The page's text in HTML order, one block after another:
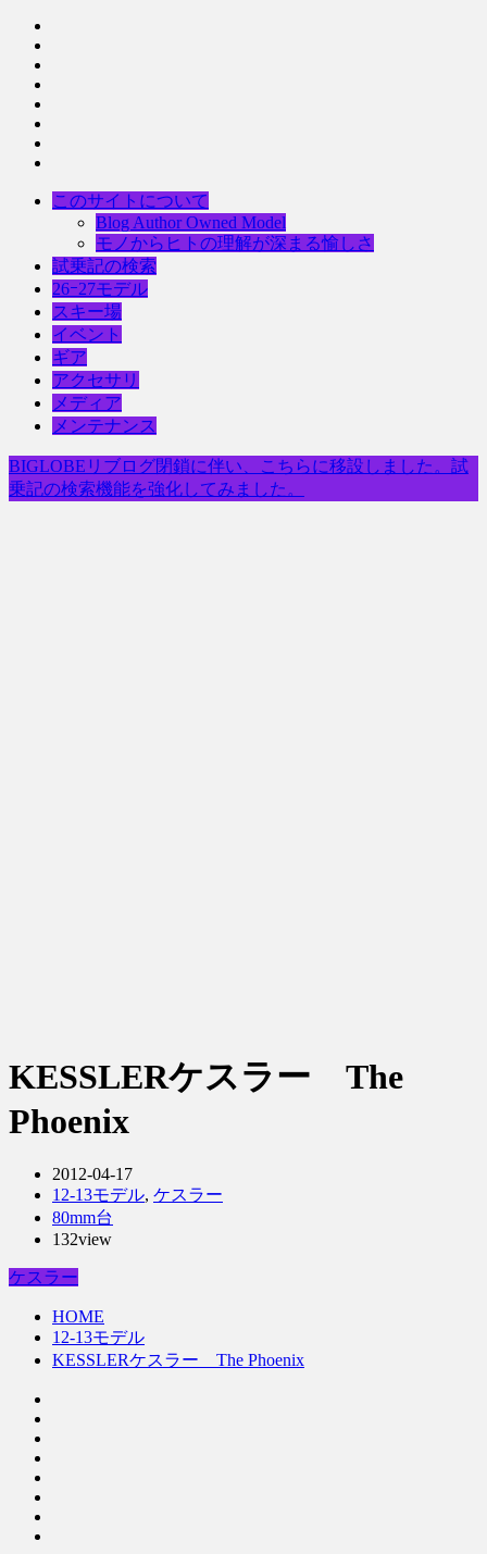
このサイトについて
Blog Author Owned Model
モノからヒトの理解が深まる愉しさ
試乗記の検索
26ｰ27モデル
スキー場
イベント
ギア
アクセサリ
メディア
メンテナンス
BIGLOBEリブログ閉鎖に伴い、こちらに移設しました。試
乗記の検索機能を強化してみました。
KESSLERケスラー The
Phoenix
2012-04-17
12-13モデル, ケスラー
80mm台
132view
ケスラー
HOME
12-13モデル
KESSLERケスラー The Phoenix